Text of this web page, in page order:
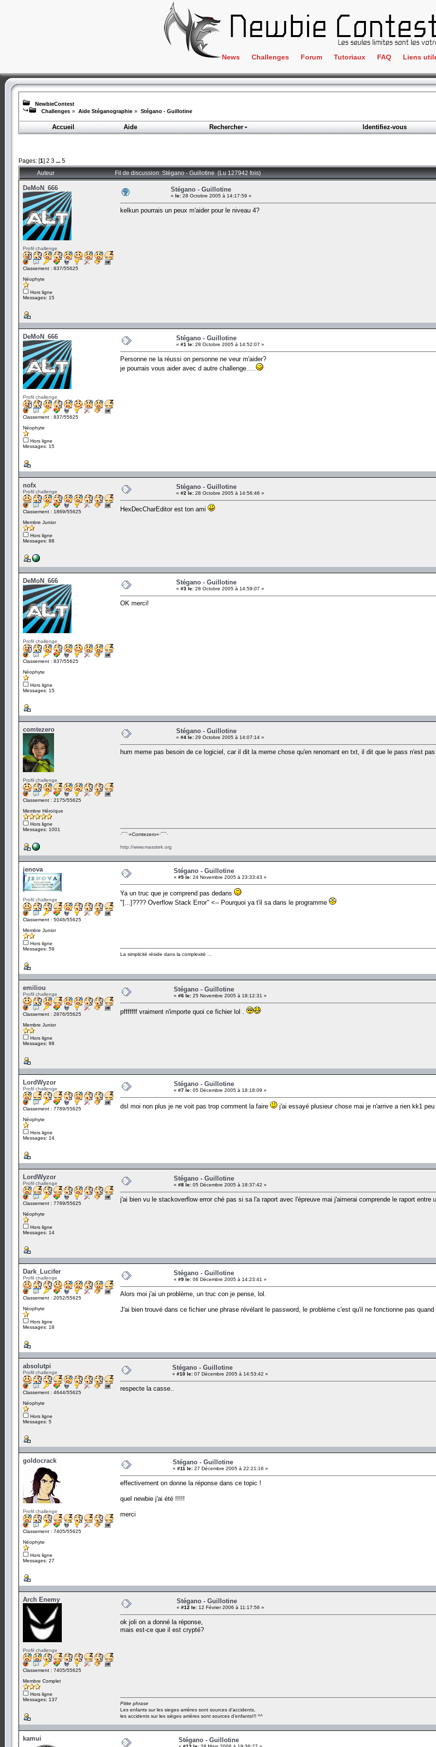
News Challenges
Crackme
ClientSide
Forensics
Programmation
Wargame
Forum Tutoriaux FAQ Liens
IRC
NewbieContest
Challenges » Aide Stéganographie » Stégano - Guillotine
Accueil
Aide Rechercher Identifiez-vous
Pages: [1] 2 3 ... 5
Auteur Fil de discussion: Stégano - Guillotine (Lu 127942 fois)
DeMoN_666
Profil challenge
Classement : 837/55625
Néophyte
Hors ligne
Messages: 15
Stégano - Guillotine
« le: 28 Octobre 2005 à 14:17:59 »
kelkun pourrais un peux m'aider pour le niveau 4?
DeMoN_666
Profil challenge
Classement : 837/55625
Néophyte
Hors ligne
Messages: 15
Stégano - Guillotine
« #1 le: 28 Octobre 2005 à 14:52:07 »
Personne ne la réussi on personne ne veur m'aider?
je pourrais vous aider avec d autre challenge.....
nofx
Profil challenge
Classement : 1869/55625
Membre Junior
Hors ligne
Messages: 88
Stégano - Guillotine
« #2 le: 28 Octobre 2005 à 14:56:46 »
HexDecCharEditor est ton ami
DeMoN_666
Profil challenge
Classement : 837/55625
Néophyte
Hors ligne
Messages: 15
Stégano - Guillotine
« #3 le: 28 Octobre 2005 à 14:59:07 »
OK merci!
comtezero
Profil challenge
Classement : 2175/55625
Membre Héroïque
Hors ligne
Messages: 1001
Stégano - Guillotine
« #4 le: 29 Octobre 2005 à 14:07:14 »
hum meme pas besoin de ce logiciel, car il dit la meme chose qu'en renomant en txt, il dit que le pass n'est
·´¯`·­»Comtezero«­·´¯`·
http://www.masstek.org
jenova
Profil challenge
Classement : 5046/55625
Membre Junior
Hors ligne
Messages: 59
Stégano - Guillotine
« #5 le: 24 Novembre 2005 à 23:33:43 »
Ya un truc que je comprend pas dedans
"[...]???? Overflow Stack Error" <-- Pourquoi ya t'il sa dans le programme
La simplicité réside dans la complexité ...
emiliou
Profil challenge
Classement : 2876/55625
Membre Junior
Hors ligne
Messages: 98
Stégano - Guillotine
« #6 le: 25 Novembre 2005 à 18:12:31 »
pfffffff vraiment n'importe quoi ce fichier lol .
LordWyzor
Profil challenge
Classement : 7789/55625
Néophyte
Hors ligne
Messages: 14
Stégano - Guillotine
« #7 le: 05 Décembre 2005 à 18:18:09 »
dsl moi non plus je ne voit pas trop comment la faire j'ai essayé plusieur chose mai je n'arrive a rien kk1 peu
LordWyzor
Profil challenge
Classement : 7789/55625
Néophyte
Hors ligne
Messages: 14
Stégano - Guillotine
« #8 le: 05 Décembre 2005 à 18:37:42 »
j'ai bien vu le stackoverflow error ché pas si sa l'a raport avec l'épreuve mai j'aimerai comprende le raport
Dark_Lucifer
Profil challenge
Classement : 2052/55625
Néophyte
Hors ligne
Messages: 18
Stégano - Guillotine
« #9 le: 06 Décembre 2005 à 14:23:41 »
Alors moi j'ai un problème, un truc con je pense, lol.
J'ai bien trouvé dans ce fichier une phrase révélant le password, le problème c'est qu'il ne fonctionne pas quand
absolutpi
Profil challenge
Classement : 4644/55625
Néophyte
Hors ligne
Messages: 5
Stégano - Guillotine
« #10 le: 07 Décembre 2005 à 14:53:42 »
respecte la casse..
goldocrack
Profil challenge
Classement : 7405/55625
Néophyte
Hors ligne
Messages: 27
Stégano - Guillotine
« #11 le: 27 Décembre 2005 à 22:21:16 »
effectivement on donne la réponse dans ce topic !
quel newbie j'ai été !!!!!
merci
Arch Enemy
Profil challenge
Classement : 7405/55625
Membre Complet
Hors ligne
Messages: 137
Stégano - Guillotine
« #12 le: 12 Février 2006 à 11:17:56 »
ok joli on a donné la réponse,
mais est-ce que il est crypté?
Pitite phrase
Les enfants sur les sieges arrières sont sources d'accidents,
les accidents sur les sièges arrières sont sources d'enfants!!! ^^
kamui Stégano - Guillotine